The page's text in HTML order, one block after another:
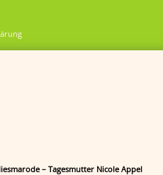
– Tagesmutter Nicole Appel